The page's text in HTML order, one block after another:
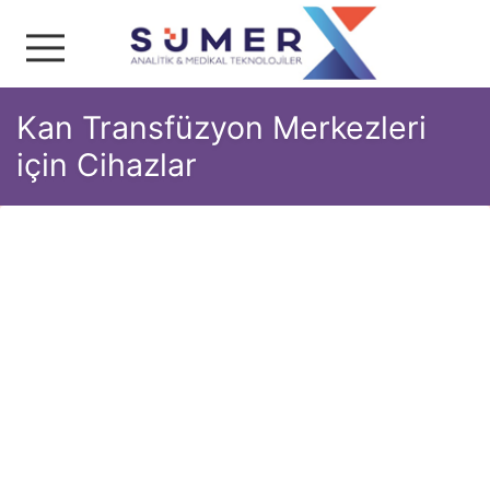
Sümer Analitik &
Kan Transfüzyon Merkezleri
için Cihazlar